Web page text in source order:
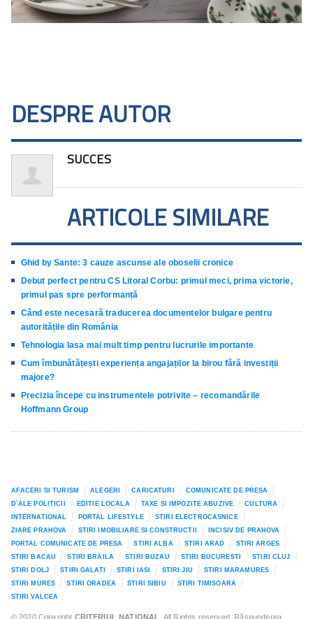
DESPRE AUTOR
SUCCES
ARTICOLE SIMILARE
Ghid by Sante: 3 cauze ascunse ale oboselii cronice
Debut perfect pentru CS Litoral Corbu: primul meci, prima victorie,
primul pas spre performanță
Când este necesară traducerea documentelor bulgare pentru
autoritățile din România
Tehnologia lasa mai mult timp pentru lucrurile importante
Cum îmbunătățești experiența angajaților la birou fără investiții
majore?
Precizia începe cu instrumentele potrivite – recomandările
Hoffmann Group
AFACERI SI TURISM ALEGERI CARICATURI
COMUNICATE DE PRESA
D`ALE POLITICII
EDITIE LOCALA TAXE SI IMPOZITE ABUZIVE
CULTURA
INTERNATIONAL
PORTAL LIFESTYLE
STIRI ELECTROCASNICE
ZIARE PRAHOVA
STIRI IMOBILIARE SI CONSTRUCTII
INCISIV DE PRAHOVA
PORTAL COMUNICATE DE PRESA
STIRI ALBA STIRI ARAD
STIRI ARGES
STIRI BACAU
STIRI BRAILA STIRI BUZAU STIRI BUCURESTI
STIRI CLUJ
STIRI DOLJ
STIRI GALATI STIRI IASI STIRI JIU
STIRI MARAMURES
STIRI MURES
STIRI ORADEA STIRI SIBIU
STIRI TIMISOARA
STIRI VALCEA
© 2020 Copyright CRITERIUL NATIONAL . All Rights reserved. Răspunderea